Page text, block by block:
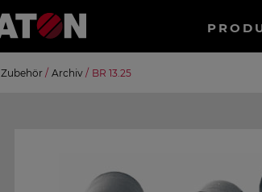
Zubehör / Archiv / BR 13.25